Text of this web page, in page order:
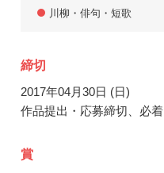
川柳・俳句・短歌
締切
2017年04月30日 (日)
作品提出・応募締切、必着
賞